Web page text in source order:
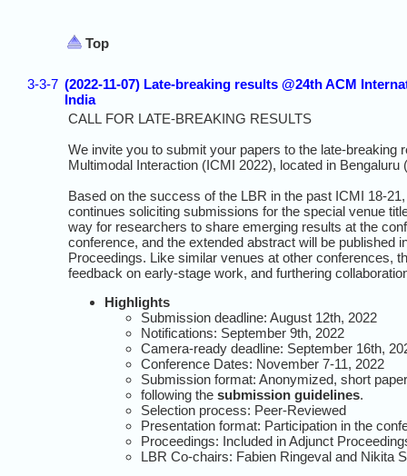
Top
3-3-7 (2022-11-07) Late-breaking results @24th ACM
India
CALL FOR LATE-BREAKING RESULTS
We invite you to submit your papers to the late-breaking
Multimodal Interaction (ICMI 2022), located in
Based on the success of the LBR in the past ICMI 18-
continues soliciting submissions for the special venue
way for researchers to share emerging results at the
conference, and the extended abstract will be published
Proceedings. Like similar venues at other conferences,
feedback on early-stage work, and furthering
Highlights
Submission deadline: August 12th, 2022
Notifications: September 9th, 2022
Camera-ready deadline: September 16th,
Conference Dates: November 7-11, 2022
Submission format: Anonymized, short
following the submission guidelines.
Selection process: Peer-Reviewed
Presentation format: Participation in the
Proceedings: Included in Adjunct
LBR Co-chairs: Fabien Ringeval and Nikita